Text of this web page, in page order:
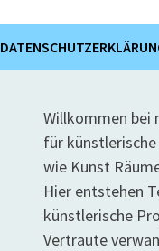
Willkommen bei
für
wie Kunst
Hier entstehen
künstlerische
Vertraute